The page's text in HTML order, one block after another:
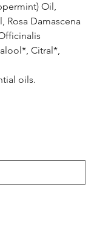
Oil,
Rosa Damascena
Citral*,
oils.